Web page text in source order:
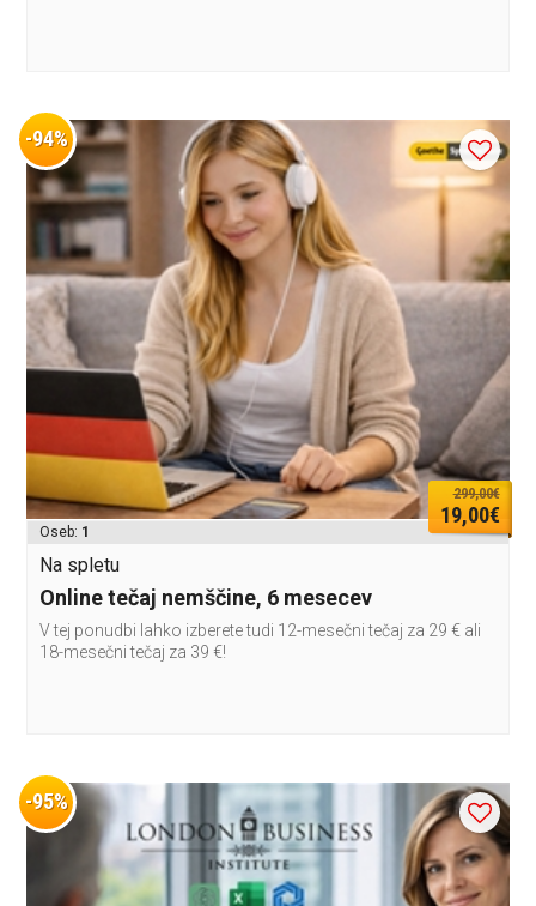
-94%
299,00€
19,00€
Oseb: 1
Na spletu
Online tečaj nemščine, 6 mesecev
V tej ponudbi lahko izberete tudi 12-mesečni tečaj za 29 € ali
18-mesečni tečaj za 39 €!
-95%